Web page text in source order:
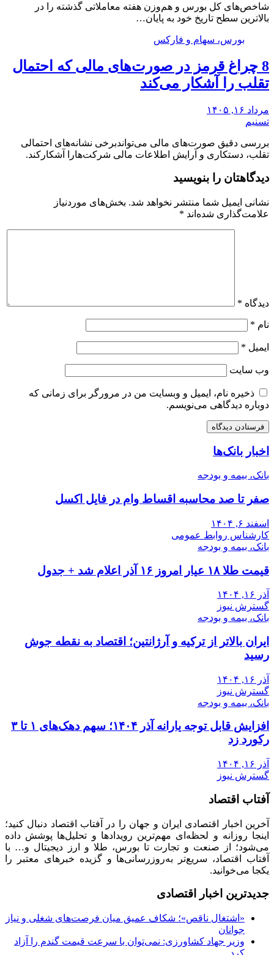
شاخص‌های کل بورس و هم‌وزن هفته معاملاتی گذشته را در
بالاترین سطح تاریخ خود به پایان…
بورس، سهام و فارکس
8 چراغ قرمز در صورت‌های مالی که احتمال
تقلب را آشکار می‌کند
مرداد ۱۶, ۱۴۰۵
تسنیم
بررسی دقیق صورت‌های مالی می‌تواندبرخی نشانه‌های احتمالی
تقلب، دستکاری و آرایش اطلاعات مالی شرکت‌هارا آشکارکند.
دیدگاهتان را بنویسید
نشانی ایمیل شما منتشر نخواهد شد. بخش‌های موردنیاز
علامت‌گذاری شده‌اند *
دیدگاه *
نام *
ایمیل *
وب‌ سایت
ذخیره نام، ایمیل و وبسایت من در مرورگر برای زمانی که
دوباره دیدگاهی می‌نویسم.
اخبار بانک‌ها
بانک، بیمه و بودجه
صفر تا صد محاسبه اقساط وام در فایل اکسل
اسفند ۶, ۱۴۰۴
کارشناس روابط عمومی
بانک، بیمه و بودجه
قیمت طلا ۱۸ عیار امروز ۱۶ آذر اعلام شد + جدول
آذر ۱۶, ۱۴۰۴
گسترش نیوز
بانک، بیمه و بودجه
ایران بالاتر از ترکیه و آرژانتین؛ اقتصاد به نقطه جوش
رسید
آذر ۱۶, ۱۴۰۴
گسترش نیوز
بانک، بیمه و بودجه
افزایش قابل توجه یارانه آذر ۱۴۰۴؛ سهم دهک‌های ۱ تا ۳
رکورد زد
آذر ۱۶, ۱۴۰۴
گسترش نیوز
آفتاب اقتصاد
آخرین اخبار اقتصادی ایران و جهان را در آفتاب اقتصاد دنبال کنید؛
اینجا روزانه و لحظه‌ای مهم‌ترین رویدادها و تحلیل‌ها پوشش داده
می‌شود؛ از صنعت و تجارت تا بورس، طلا و ارز دیجیتال و… با
آفتاب اقتصاد، سریع‌تر به‌روزرسانی‌ها و گزیده خبرهای معتبر را
یکجا می‌خوانید.
جدیدترین اخبار اقتصادی
«اشتغال ناقص»؛ شکاف عمیق میان فرصت‌های شغلی و نیاز
جوانان
وزیر جهاد کشاورزی: نمی‌توان با سرعت قیمت گندم را آزاد
کرد